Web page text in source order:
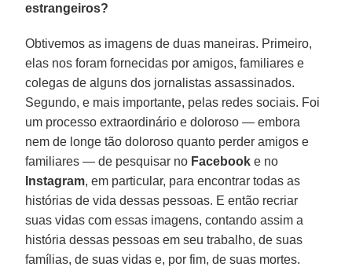
estrangeiros?
Obtivemos as imagens de duas maneiras. Primeiro,
elas nos foram fornecidas por amigos, familiares e
colegas de alguns dos jornalistas assassinados.
Segundo, e mais importante, pelas redes sociais. Foi
um processo extraordinário e doloroso — embora
nem de longe tão doloroso quanto perder amigos e
familiares — de pesquisar no Facebook e no
Instagram, em particular, para encontrar todas as
histórias de vida dessas pessoas. E então recriar
suas vidas com essas imagens, contando assim a
história dessas pessoas em seu trabalho, de suas
famílias, de suas vidas e, por fim, de suas mortes.